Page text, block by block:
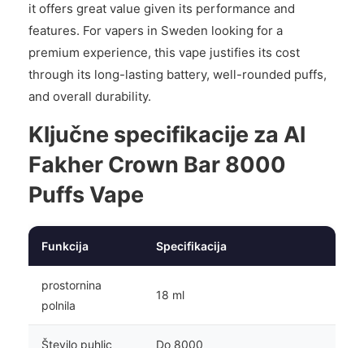
it offers great value given its performance and
features. For vapers in Sweden looking for a
premium experience, this vape justifies its cost
through its long-lasting battery, well-rounded puffs,
and overall durability.
Ključne specifikacije za Al
Fakher Crown Bar 8000
Puffs Vape
Funkcija Specifikacija
prostornina
polnila
18 ml
Število puhlic Do 8000